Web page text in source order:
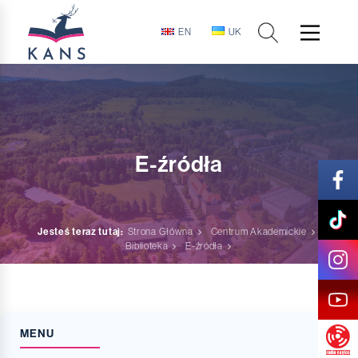
EN UK
E-źródła
Jesteś teraz tutaj: Strona Główna
Centrum Akademickie
Biblioteka
E-źródła
MENU